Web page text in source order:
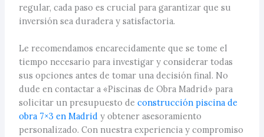
regular, cada paso es crucial para garantizar que su
inversión sea duradera y satisfactoria.
Le recomendamos encarecidamente que se tome el
tiempo necesario para investigar y considerar todas
sus opciones antes de tomar una decisión final. No
dude en contactar a «Piscinas de Obra Madrid» para
solicitar un presupuesto de construcción piscina de
obra 7×3 en Madrid y obtener asesoramiento
personalizado. Con nuestra experiencia y compromiso